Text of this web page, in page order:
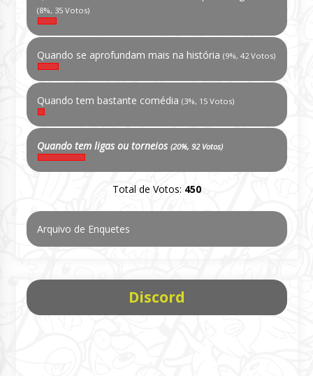
(8%, 35 Votos)
Quando se aprofundam mais na história (9%, 42 Votos)
Quando tem bastante comédia (3%, 15 Votos)
Quando tem ligas ou torneios (20%, 92 Votos)
Total de Votos: 450
Arquivo de Enquetes
Discord